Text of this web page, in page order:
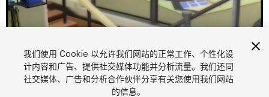
1/5
我们使用 Cookie 以允许我们网站的正常工作、个性化设
计内容和广告、提供社交媒体功能并分析流量。我们还同
社交媒体、广告和分析合作伙伴分享有关您使用我们网站
的信息。